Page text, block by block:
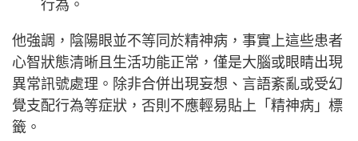
行為。
他強調，陰陽眼並不等同於精神病，事實上這些患者
心智狀態清晰且生活功能正常，僅是大腦或眼睛出現
異常訊號處理。除非合併出現妄想、言語紊亂或受幻
覺支配行為等症狀，否則不應輕易貼上「精神病」標
籤。